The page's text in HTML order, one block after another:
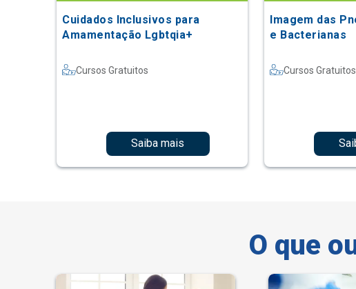
Cuidados Inclusivos para
Amamentação Lgbtqia+
Cursos Gratuitos
Saiba mais
Imagem das
e Bacterianas
Cursos Gratuitos
O que